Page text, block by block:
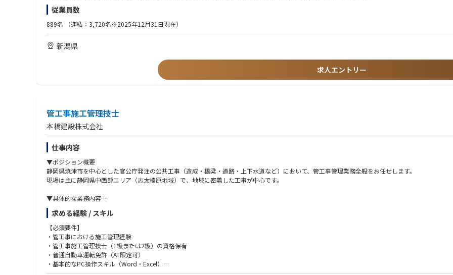
面での工務業務で活躍しうる人材を募集します。
【望ましい経験・資格等】
・掘削会社等での関連機器及び装置整備経験
・高圧ガス製造保安責任者(甲種［化学、機械］、第一種冷凍機械)
・放射線取扱主任者(第一種)
・公害防止管理者(第 1 種［大気、水質］)
・公害防止管理者(第 3 種［大気、水質］)
【英語力】
基本的な英語能力（会話・ヒアリング・読み書き）を有するレベル。
従業員数
889名 （連結：3,720名※2025年12月31日現在）
新潟県
求人エントリー
管工事施工管理技士
本橋建設株式会社
仕事内容
▼ポジション概要
静岡県焼津市を中心とした官公庁発注の公共工事（造成・橋梁・道路・上下水道など）において、管工事管理業務全般をお任せします。
現場は主に静岡県中西部エリア（志太榛原地域）で、地域に密着した工事が中心です。
▼具体的な業務内容
・主に公共工事における現場施工管理（工程・品質・安全・原価の各管理）
・発注者（主に静岡県・焼津市）との現場対応、打ち合わせ
・協力会社への施工指示・調整・進捗管理
・工程表・施工計画書・提出書類等の作成、写真管理
・現場巡回および進捗確認、安全衛生のチェック
・竣工書類の作成および引き渡し対応
・必要に応じて積算・見積の補助業務
求める経験 / スキル
【必須要件】
・管工事における施工管理経験
・管工事施工管理技士（1級または2級）の資格保有
・普通自動車運転免許（AT限定可）
・基本的なPC操作スキル（Word・Excel）